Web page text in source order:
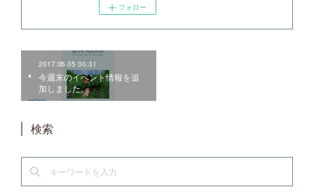
フォロー
2017.06.05 00:31
今週末のイベント情報を追
加しました。
検索